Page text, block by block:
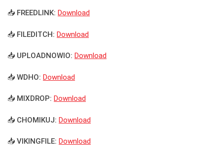
📥 FREEDLINK: Download
📥 FILEDITCH: Download
📥 UPLOADNOWIO: Download
📥 WDHO: Download
📥 MIXDROP: Download
📥 CHOMIKUJ: Download
📥 VIKINGFILE: Download